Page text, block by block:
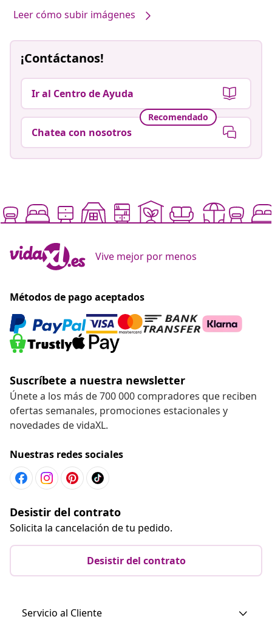
Leer cómo subir imágenes
¡Contáctanos!
Ir al Centro de Ayuda
Recomendado
Chatea con nosotros
Vive mejor por menos
Métodos de pago aceptados
Suscríbete a nuestra newsletter
Únete a los más de 700 000 compradores que reciben
ofertas semanales, promociones estacionales y
novedades de vidaXL.
Nuestras redes sociales
Desistir del contrato
Solicita la cancelación de tu pedido.
Desistir del contrato
Servicio al Cliente